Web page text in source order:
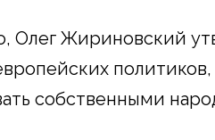
Олег Жириновский
политиков,
собственными